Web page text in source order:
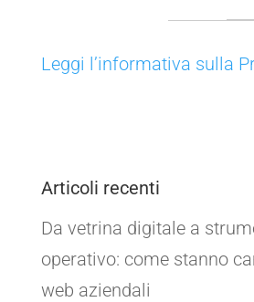
Leggi l’informativa sulla
Articoli recenti
Da vetrina digitale a
operativo: come stanno
web aziendali